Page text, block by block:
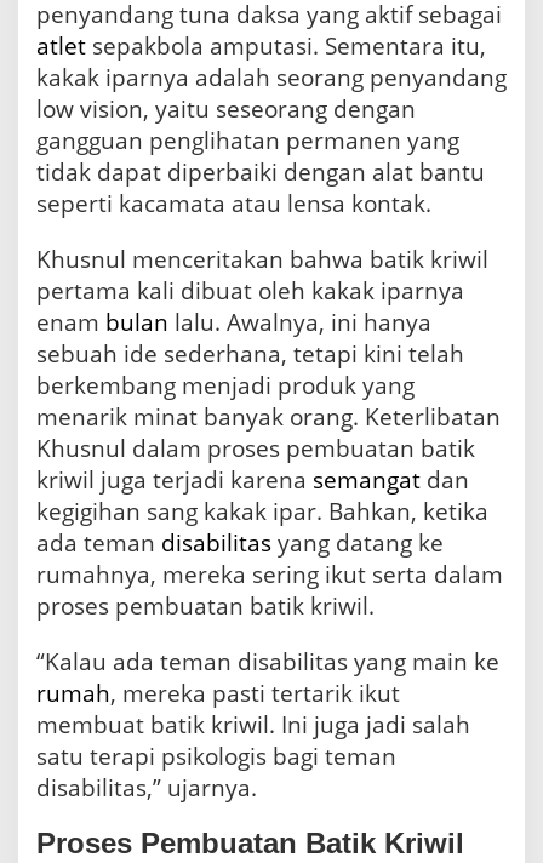
atlet sepakbola amputasi. Sementara itu,
kakak iparnya adalah seorang penyandang
low vision, yaitu seseorang dengan
gangguan penglihatan permanen yang
tidak dapat diperbaiki dengan alat bantu
seperti kacamata atau lensa kontak.
Khusnul menceritakan bahwa batik kriwil
pertama kali dibuat oleh kakak iparnya
enam bulan lalu. Awalnya, ini hanya
sebuah ide sederhana, tetapi kini telah
berkembang menjadi produk yang
menarik minat banyak orang. Keterlibatan
Khusnul dalam proses pembuatan batik
kriwil juga terjadi karena semangat dan
kegigihan sang kakak ipar. Bahkan, ketika
ada teman disabilitasyang datang ke
rumahnya, mereka sering ikut serta dalam
proses pembuatan batik kriwil.
rumah, mereka pasti tertarik ikut
membuat batik kriwil. Ini juga jadi salah
satu terapi psikologis bagi teman
disabilitas,” ujarnya.
Proses Pembuatan Batik Kriwil